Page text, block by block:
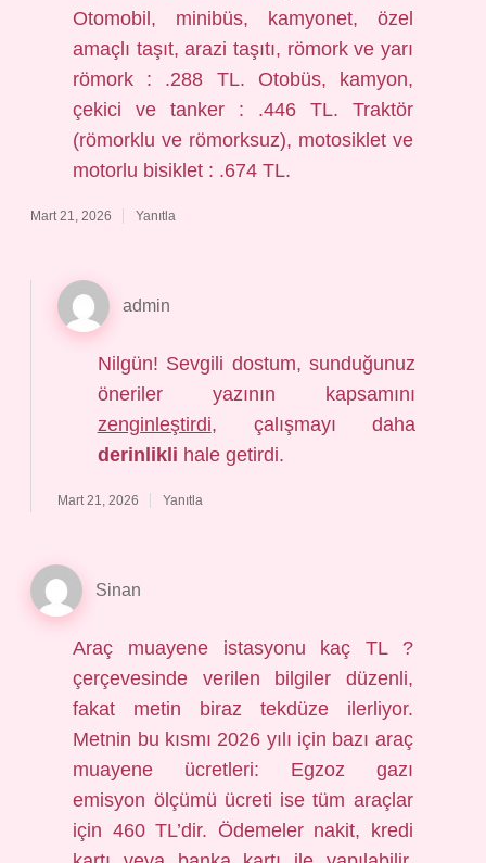
Otomobil, minibüs, kamyonet, özel
amaçlı taşıt, arazi taşıtı, römork ve yarı
römork : .288 TL. Otobüs, kamyon,
çekici ve tanker : .446 TL. Traktör
(römorklu ve römorksuz), motosiklet ve
motorlu bisiklet : .674 TL.
Mart 21, 2026 Yanıtla
admin
Nilgün! Sevgili dostum, sunduğunuz
öneriler yazının kapsamını
zenginleştirdi, çalışmayı daha
derinlikli hale getirdi.
Mart 21, 2026 Yanıtla
Sinan
Araç muayene istasyonu kaç TL ?
çerçevesinde verilen bilgiler düzenli,
fakat metin biraz tekdüze ilerliyor.
Metnin bu kısmı 2026 yılı için bazı araç
muayene ücretleri: Egzoz gazı
emisyon ölçümü ücreti ise tüm araçlar
için 460 TL’dir. Ödemeler nakit, kredi